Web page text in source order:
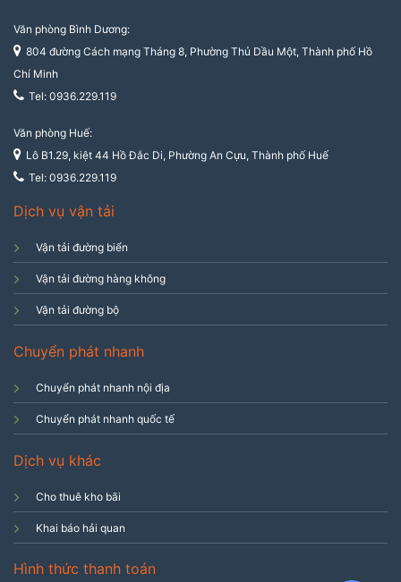
Văn phòng Bình Dương:
804 đường Cách mạng Tháng 8, Phường Thủ Dầu Một, Thành phố Hồ
Chí Minh
Tel: 0936.229.119
Văn phòng Huế:
Lô B1.29, kiệt 44 Hồ Đắc Di, Phường An Cựu, Thành phố Huế
Tel: 0936.229.119
Dịch vụ vận tải
Vận tải đường biển
Vận tải đường hàng không
Vận tải đường bộ
Chuyển phát nhanh
Chuyển phát nhanh nội địa
Chuyển phát nhanh quốc tế
Dịch vụ khác
Cho thuê kho bãi
Khai báo hải quan
Hình thức thanh toán